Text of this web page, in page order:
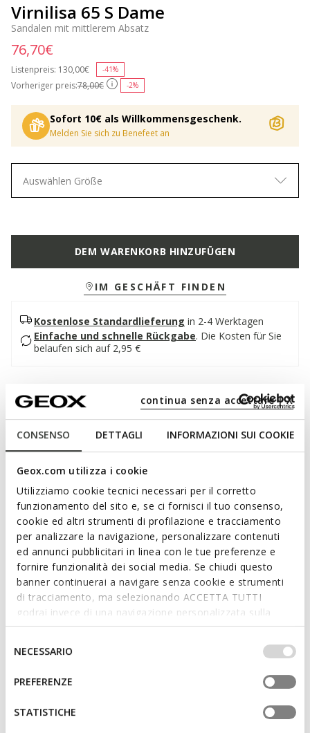
CONSENSO DETTAGLI INFORMAZIONI SUI COOKIE
Geox.com utilizza i cookie
Utilizziamo cookie tecnici necessari per il corretto
funzionamento del sito e, se ci fornisci il tuo consenso,
cookie ed altri strumenti di profilazione e tracciamento
per analizzare la navigazione, personalizzare contenuti
ed annunci pubblicitari in linea con le tue preferenze e
fornire funzionalità dei social media. Se chiudi questo
banner continuerai a navigare senza cookie e strumenti
di tracciamento, ma selezionando ACCETTA TUTTI
godrai invece di una navigazione personalizzata sulla
base dei tuoi gusti ed interessi. Selezionando
IMPOSTAZIONI potrai anche scegliere quali cookies ed
altri strumenti di tracciamento autorizzare. Per maggiori
informazioni o per modificare in qualsiasi momento le
tue impostazioni, visita la nostra
consenso
NECESSARIO
PREFERENZE
STATISTICHE
continua senza accettare | X
Virnilisa 65 S Dame
Sandalen mit mittlerem Absatz
Vorheriger preis:78,00€ -2%
Listenpreis: Price reduced from
130,00€ -41%
76,70€
Sofort 10€ als Willkommensgeschenk.
Melden Sie sich zu Benefeet an
Auswählen Größe
DEM WARENKORB HINZUFÜGEN
IM GESCHÄFT FINDEN
Kostenlose Standardlieferung in 2-4 Werktagen
Einfache und schnelle Rückgabe. Die Kosten für Sie
belaufen sich auf 2,95 €
breitem Absatz. In dieser vielseitigen milchweißen
Alltagsoutfits eine temperamentvolle und feminine Note.
PRODUKTCODE:D65YZC000TUC1122
Eigenschaften
Indem Sie dieses Produkt kaufen,
unterstützen Sie Leather-Working-Group-
zertifizierte Gerbereien
Schnalle am Riemen zum Einstellen der Passform
Materialien